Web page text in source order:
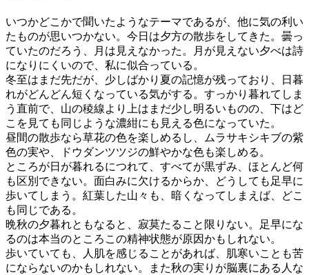
いつかどこかで聞いたようなテーマであるが、他に気の利い
たものが思いつかない。今日は夕方の散歩をしてきた。曇っ
ていたのだろう、月は見えなかった。月が見えない夕べは詩
になりにくいので、私に似合っている。
冬至はまだ先だが、少しばかり夏の記憶が残っており、日暮
れがどんどん短くなっている気がする。すっかり暮れてしま
う直前で、山の稜線より上はまだ少し明るいものの、下はど
こを見ても同じような濃紺にも見える色になっていた。
昼間の散歩なら草花の色を楽しめるし、ムラサキシキブの紫
色の実や、ドウダンツツジの鮮やかな色も楽しめる。
ところが日が暮れるにつれて、すべてが黒ずみ、ほとんど何
も区別できない。面白みに欠けるからか、どうしても足早に
歩いてしまう。紅葉した山々も、暗くなってしまえば、どこ
も同じである。
晩秋の夕暮れともなると、寂莫たること限りない。足早にな
るのは本当のところこの精神状態が原因かもしれない。
歩いていても、人肌を感じることがあれば、肌寒いことも苦
にならないのかもしれない。また秋の実りが脳裏にある人な